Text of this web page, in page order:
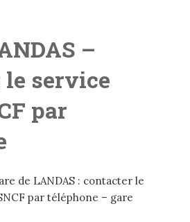
–
service
par
de LANDAS : contacter le
par téléphone – gare